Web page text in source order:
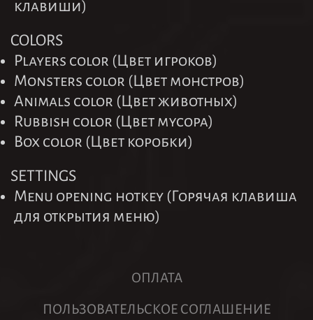
клавиши)
COLORS
Players color (Цвет игроков)
Monsters color (Цвет монстров)
Animals color (Цвет животных)
Rubbish color (Цвет мусора)
Box color (Цвет коробки)
SETTINGS
Menu opening hotkey (Горячая клавиша
для открытия меню)
ОПЛАТА
ПОЛЬЗОВАТЕЛЬСКОЕ СОГЛАШЕНИЕ